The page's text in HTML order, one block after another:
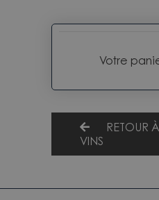
Votre
RETOUR
VINS